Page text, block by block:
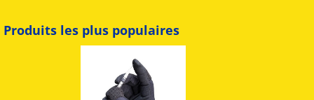
Produits les plus populaires